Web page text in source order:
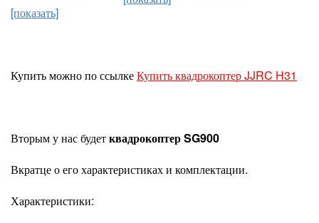
[показать]
Купить можно по ссылкеКупить квадрокоптер JJRC H31
Вторым у нас будетквадрокоптер SG900
Вкратце о его характеристиках и комплектации.
Характеристики: